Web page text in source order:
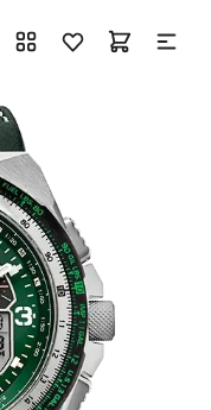
+7 ( 705 ) 181-42-50
info@vetervremeni.kz